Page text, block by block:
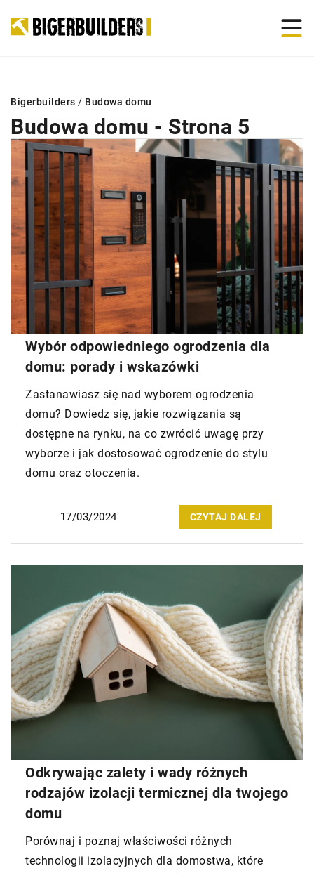
Bigerbuilders / Budowa domu
Budowa domu - Strona 5
Wybór odpowiedniego ogrodzenia dla
domu: porady i wskazówki
Zastanawiasz się nad wyborem ogrodzenia
domu? Dowiedz się, jakie rozwiązania są
dostępne na rynku, na co zwrócić uwagę przy
wyborze i jak dostosować ogrodzenie do stylu
domu oraz otoczenia.
17/03/2024 CZYTAJ DALEJ
Odkrywając zalety i wady różnych
rodzajów izolacji termicznej dla twojego
domu
Porównaj i poznaj właściwości różnych
technologii izolacyjnych dla domostwa, które